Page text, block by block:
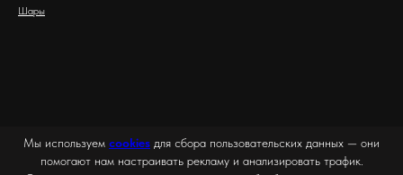
Шары
Мы используем cookies для сбора пользовательских данных — они
помогают нам настраивать рекламу и анализировать трафик.